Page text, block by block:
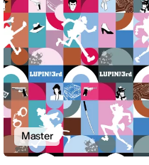
Master